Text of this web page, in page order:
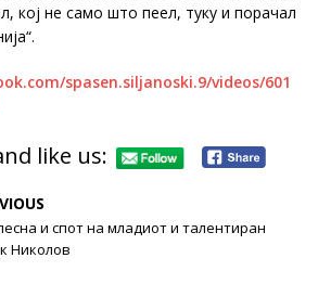
кој не само што пеел, туку и порачал
spasen.siljanoski.9/videos/601
like us:
и спот на младиот и талентиран
Николов